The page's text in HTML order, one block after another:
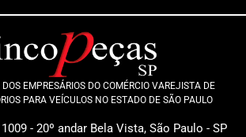
EMPRESÁRIOS DO COMÉRCIO VAREJISTA DE
PARA VEÍCULOS NO ESTADO DE SÃO PAULO
- 20º andar Bela Vista, São Paulo - SP